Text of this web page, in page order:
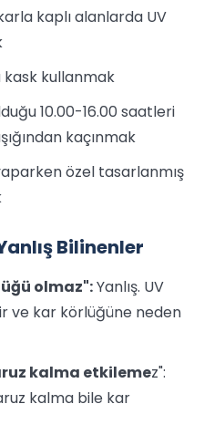
kaplı alanlarda UV
kask kullanmak
10.00-16.00 saatleri
kaçınmak
özel tasarlanmış
Bilinenler
olmaz":Yanlış. UV
ve kar körlüğüne neden
kalma etkilemez":
kalma bile kar